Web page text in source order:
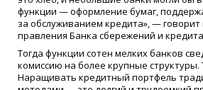
функции — оформление бумаг,
за обслуживанием кредита», — говорит
правления Банка сбережений и
Тогда функции сотен мелких банков
комиссию на более крупные
Наращивать кредитный портфель